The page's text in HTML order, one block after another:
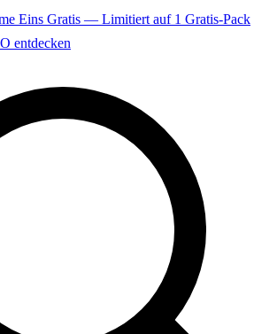
Eins Gratis — Limitiert auf 1 Gratis-Pack
entdecken